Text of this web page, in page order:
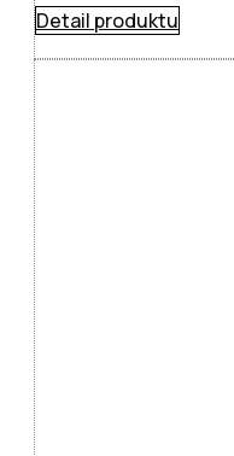
Detail produktu